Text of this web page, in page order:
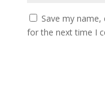
Save my
for the next time I